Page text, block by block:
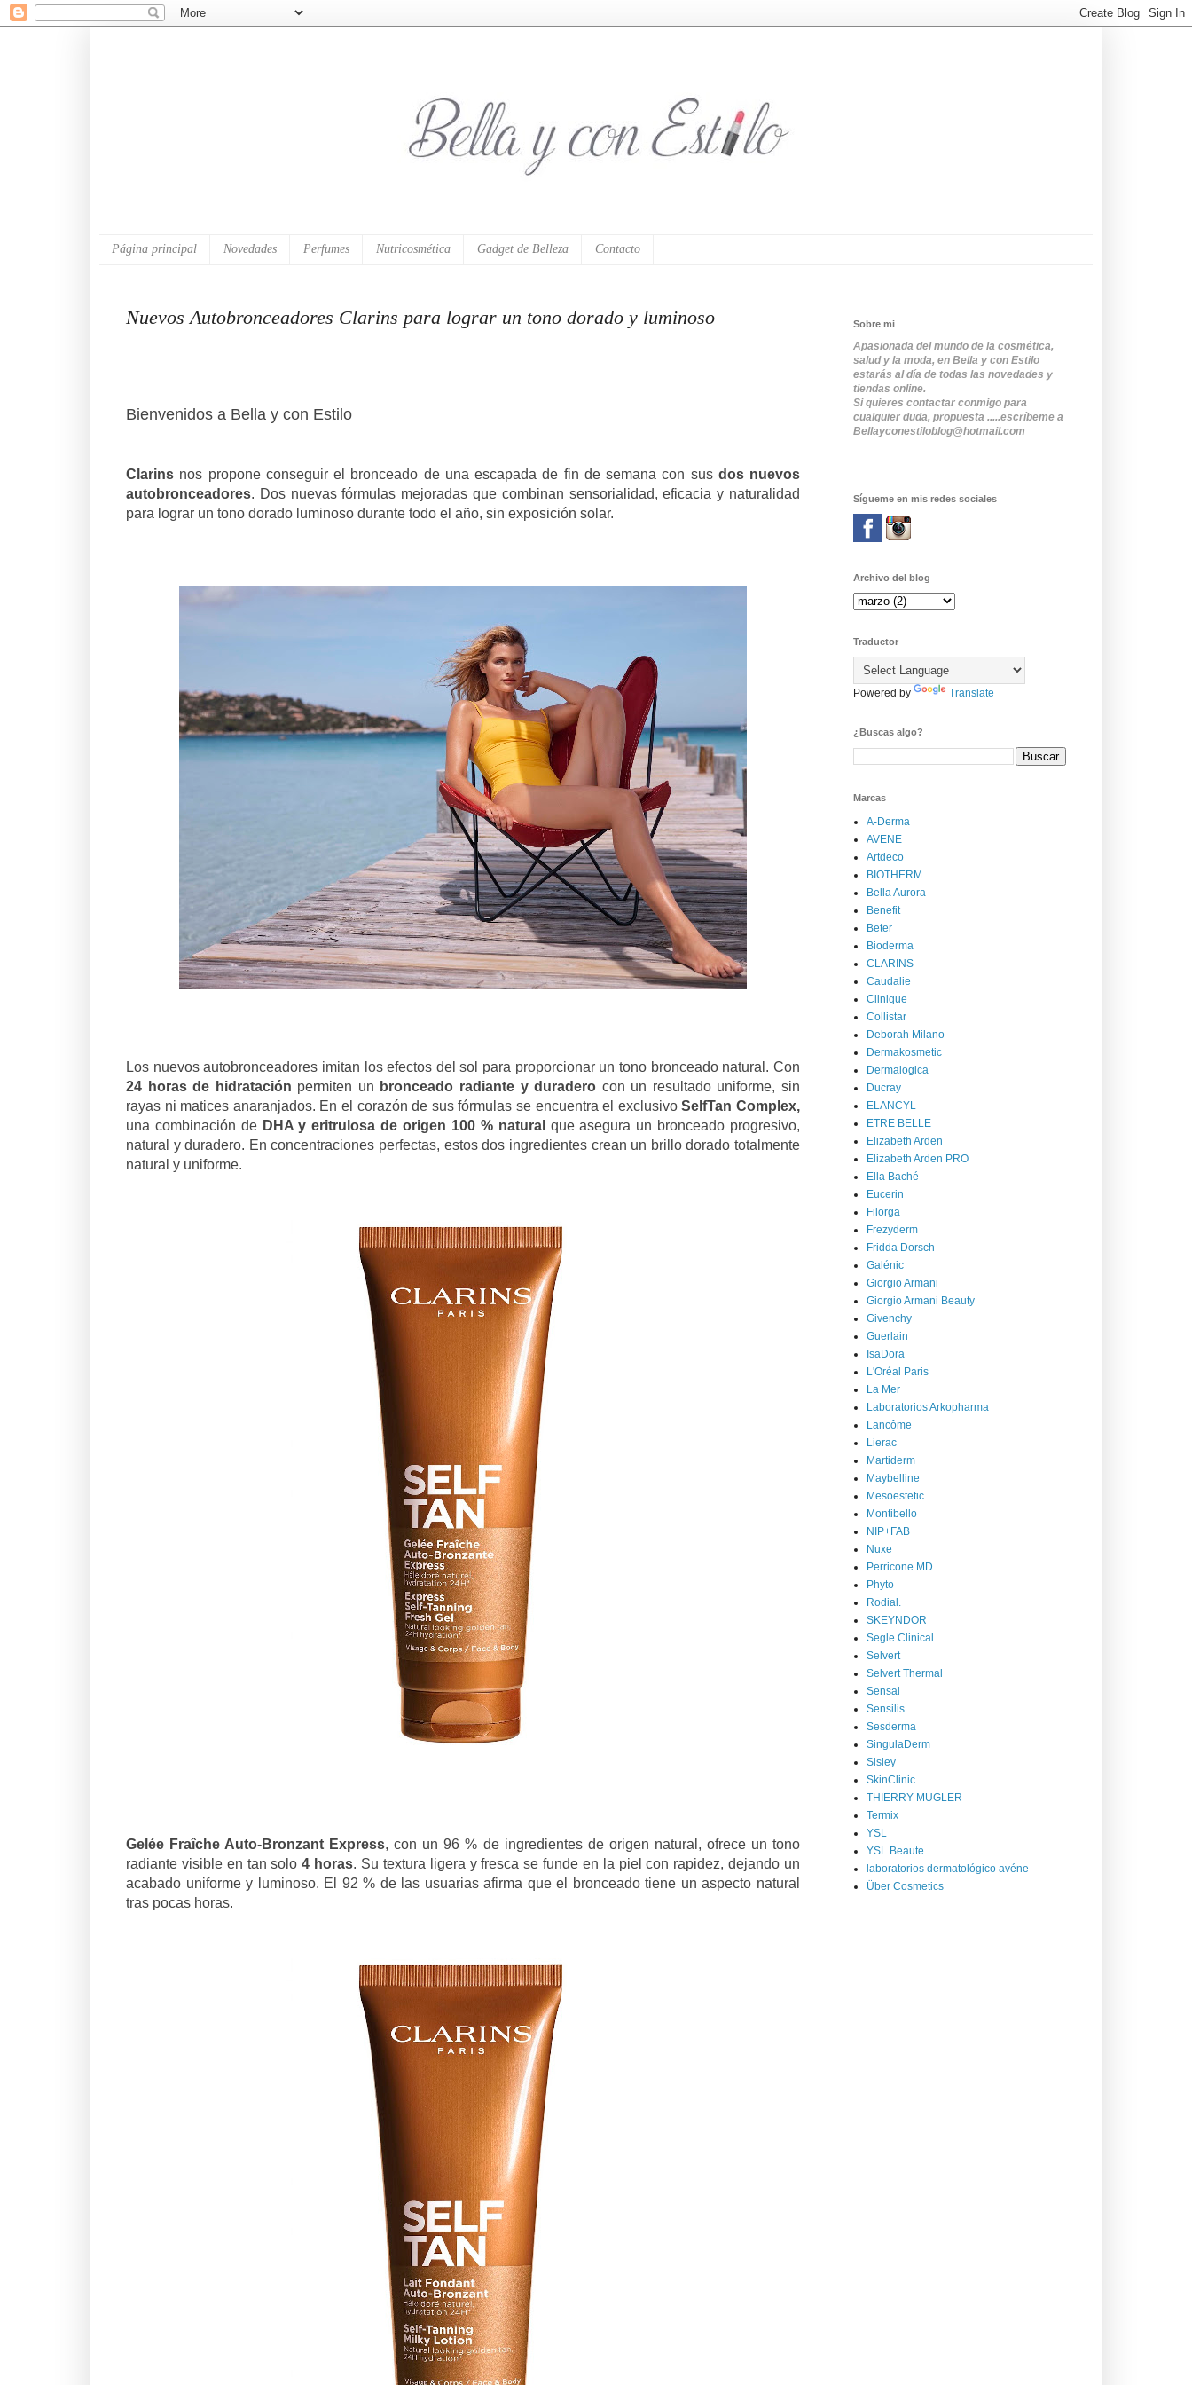
Página principal Novedades Perfumes Nutricosmética Gadget de Belleza Contacto
Nuevos Autobronceadores Clarins para lograr un tono dorado y luminoso
Bienvenidos a Bella y con Estilo
Clarins nos propone conseguir el bronceado de una escapada de fin de semana con sus dos nuevos
autobronceadores. Dos nuevas fórmulas mejoradas que combinan sensorialidad, eficacia y naturalidad
para lograr un tono dorado luminoso durante todo el año, sin exposición solar.
Los nuevos autobronceadores imitan los efectos del sol para proporcionar un tono bronceado natural. Con
24 horas de hidratación permiten un bronceado radiante y duradero con un resultado uniforme, sin
rayas ni matices anaranjados. En el corazón de sus fórmulas se encuentra el exclusivoSelfTan Complex,
una combinación de DHA y eritrulosa de origen 100 % natural que asegura un bronceado progresivo,
natural y duradero. En concentraciones perfectas, estos dos ingredientes crean un brillo dorado totalmente
natural y uniforme.
Gelée Fraîche Auto-Bronzant Express, con un 96 % de ingredientes de origen natural, ofrece un tono
radiante visible en tan solo4 horas. Su textura ligera y fresca se funde en la piel con rapidez, dejando un
acabado uniforme y luminoso. El 92 % de las usuarias afirma que el bronceado tiene un aspecto natural
tras pocas horas.
Sobre mi
Apasionada del mundo de la cosmética,
salud y la moda, en Bella y con Estilo
estarás al día de todas las novedades y
tiendas online.
Si quieres contactar conmigo para
cualquier duda, propuesta .....escríbeme a
Bellayconestiloblog@hotmail.com
Sígueme en mis redes sociales
Archivo del blog
Traductor
Powered by Translate
¿Buscas algo?
Marcas
A-Derma
AVENE
Artdeco
BIOTHERM
Bella Aurora
Benefit
Beter
Bioderma
CLARINS
Caudalie
Clinique
Collistar
Deborah Milano
Dermakosmetic
Dermalogica
Ducray
ELANCYL
ETRE BELLE
Elizabeth Arden
Elizabeth Arden PRO
Ella Baché
Eucerin
Filorga
Frezyderm
Fridda Dorsch
Galénic
Giorgio Armani
Giorgio Armani Beauty
Givenchy
Guerlain
IsaDora
L'Oréal Paris
La Mer
Laboratorios Arkopharma
Lancôme
Lierac
Martiderm
Maybelline
Mesoestetic
Montibello
NIP+FAB
Nuxe
Perricone MD
Phyto
Rodial.
SKEYNDOR
Segle Clinical
Selvert
Selvert Thermal
Sensai
Sensilis
Sesderma
SingulaDerm
Sisley
SkinClinic
THIERRY MUGLER
Termix
YSL
YSL Beaute
laboratorios dermatológico avéne
Über Cosmetics